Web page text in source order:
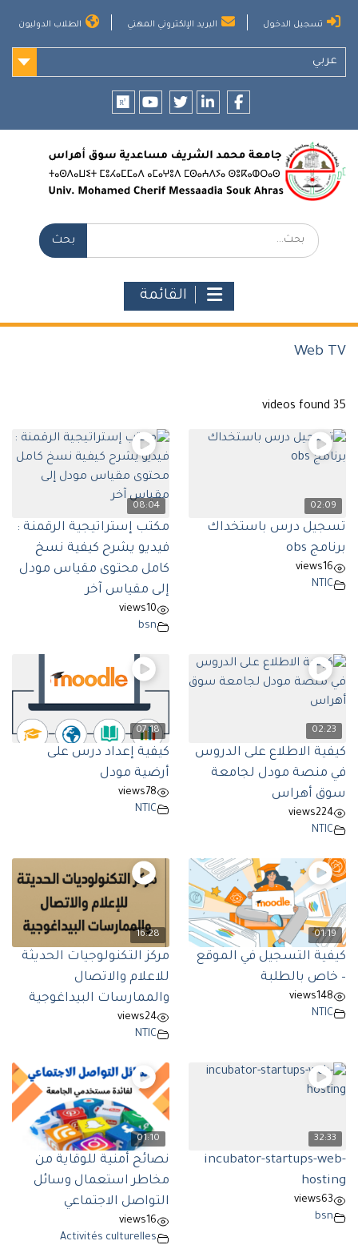
تسجيل الدخول البريد الإلكتروني المهني الطلاب الدوليون
عربي
بحث:
القائمة
Web TV
35 videos found
02:09
تسجيل درس باستخداك
برنامج obs
16
views
NTIC
08:04
مكتب إستراتيجية الرقمنة :
فيديو يشرح كيفية نسخ
كامل محتوى مقياس مودل
إلى مقياس آخر‎
10
views
bsn
02:23
كيفية الاطلاع على الدروس
في منصة مودل لجامعة
سوق أهراس
224
views
NTIC
07:18
كيفية إعداد درس على
أرضية مودل
78
views
NTIC
01:19
كيفية التسجيل في الموقع
– خاص بالطلبة
148
views
NTIC
16:28
مركز التكنولوجيات الحديثة
للاعلام والاتصال
والممارسات البيداغوجية
24
views
NTIC
32:33
incubator-startups-web-
hosting
63
views
bsn
01:10
نصائح أمنية للوقاية من
مخاطر استعمال وسائل
التواصل الاجتماعي
16
views
Activités culturelles